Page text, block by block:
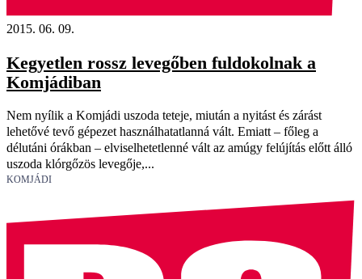
2015. 06. 09.
Kegyetlen rossz levegőben fuldokolnak a
Komjádiban
Nem nyílik a Komjádi uszoda teteje, miután a nyitást és zárást
lehetővé tevő gépezet használhatatlanná vált. Emiatt – főleg a
délutáni órákban – elviselhetetlenné vált az amúgy felújítás előtt álló
uszoda klórgőzös levegője,...
KOMJÁDI